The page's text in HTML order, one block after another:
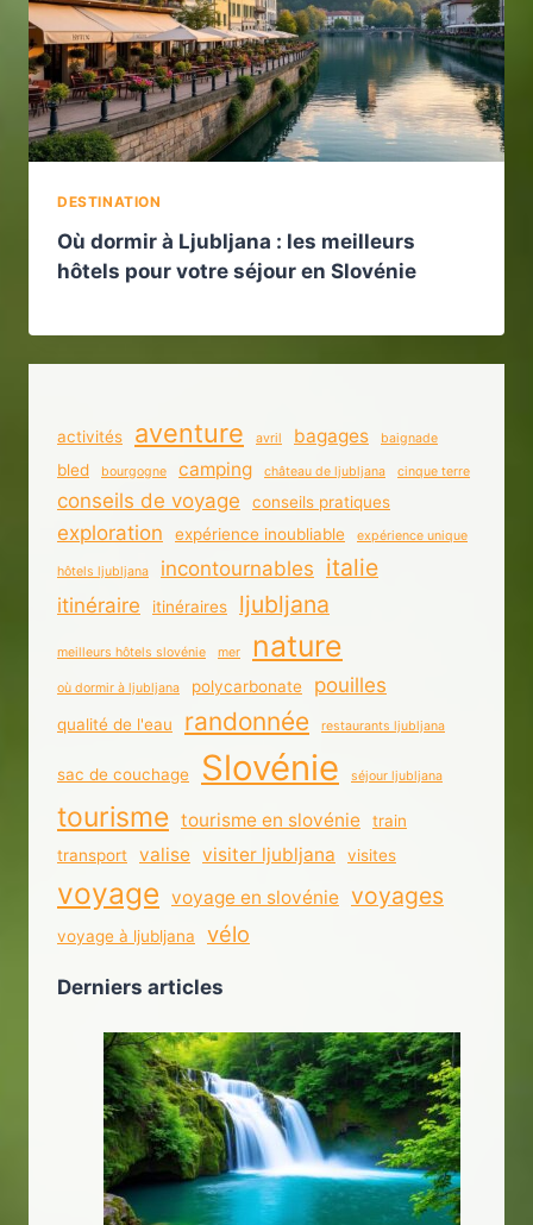
DESTINATION
Où dormir à Ljubljana : les meilleurs
hôtels pour votre séjour en Slovénie
activités aventure avril bagages baignade
bled bourgogne camping château de ljubljana cinque terre
conseils de voyage conseils pratiques
exploration expérience inoubliable expérience unique
hôtels ljubljana incontournables italie
itinéraire itinéraires ljubljana
meilleurs hôtels slovénie mer nature
où dormir à ljubljana polycarbonate pouilles
qualité de l'eau randonnée restaurants ljubljana
sac de couchage Slovénie séjour ljubljana
tourisme tourisme en slovénie
train
transport
valise visiter ljubljana visites
voyage voyage en slovénie voyages
voyage à ljubljana vélo
Derniers articles